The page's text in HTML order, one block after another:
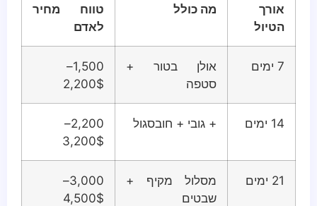
אורך
הטיול
מה כולל
טווח מחיר
לאדם
7 ימים
אולן בטור +
סטפה
1,500–
2,200$
14 ימים + גובי + חובסגול
2,200–
3,200$
21 ימים
מסלול מקיף +
שבטים
3,000–
4,500$